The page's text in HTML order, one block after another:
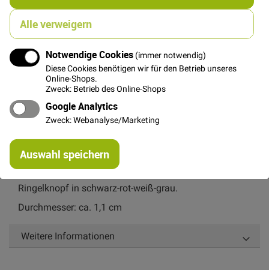
Alle verweigern
Notwendige Cookies (immer notwendig)
Diese Cookies benötigen wir für den Betrieb unseres
Online-Shops.
Zweck: Betrieb des Online-Shops
Google Analytics
Zweck: Webanalyse/Marketing
Auswahl speichern
0,50 €
STÜCK
Menge
In den Warenkorb
Details
Ringelknopf in schwarz-rot-weiß-grau.
Durchmesser: ca. 1,1 cm
Weitere Informationen